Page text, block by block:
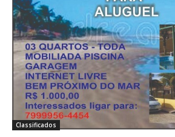
Classificados